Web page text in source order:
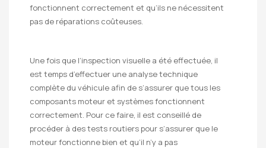
fonctionnent correctement et qu’ils ne nécessitent
pas de réparations coûteuses.
Une fois que l’inspection visuelle a été effectuée, il
est temps d’effectuer une analyse technique
complète du véhicule afin de s’assurer que tous les
composants moteur et systèmes fonctionnent
correctement. Pour ce faire, il est conseillé de
procéder à des tests routiers pour s’assurer que le
moteur fonctionne bien et qu’il n’y a pas